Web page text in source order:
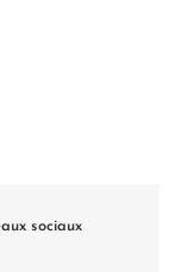
sociaux